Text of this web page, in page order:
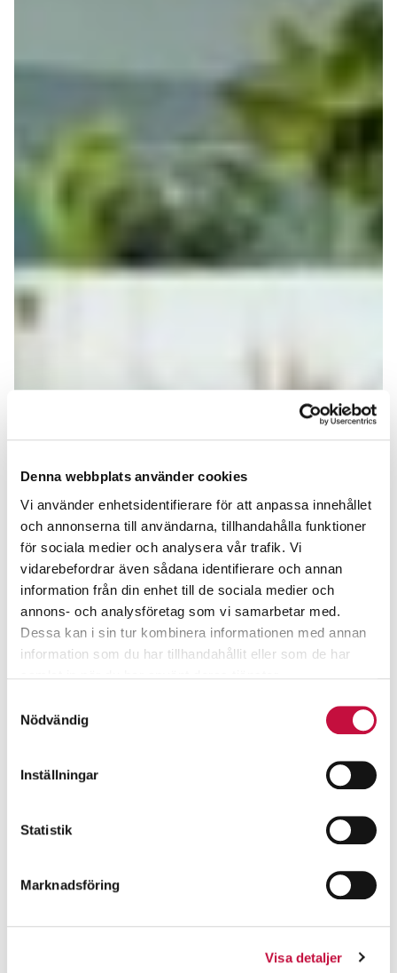
Denna webbplats använder cookies
Vi använder enhetsidentifierare för att anpassa innehållet
och annonserna till användarna, tillhandahålla funktioner
för sociala medier och analysera vår trafik. Vi
vidarebefordrar även sådana identifierare och annan
information från din enhet till de sociala medier och
annons- och analysföretag som vi samarbetar med.
Dessa kan i sin tur kombinera informationen med annan
information som du har tillhandahållit eller som de har
Nödvändig
Inställningar
Statistik
Marknadsföring
Visa detaljer